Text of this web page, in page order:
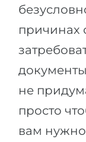
причинах
не
просто
вам нужно